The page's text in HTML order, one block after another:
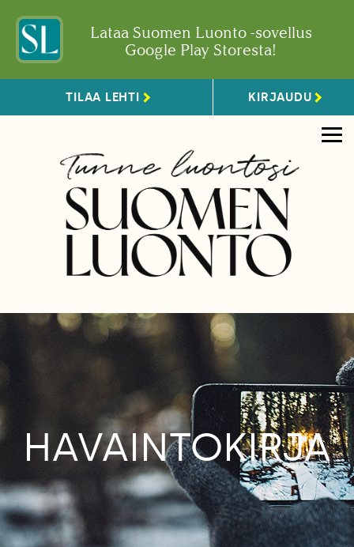
Lataa Suomen Luonto -sovellus
Google Play Storesta!
TILAA LEHTI KIRJAUDU
HAVAINTOKIRJA